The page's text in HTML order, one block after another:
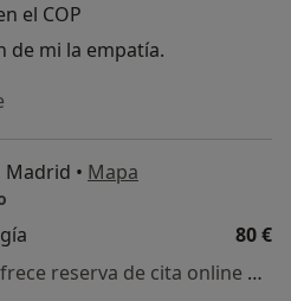
el COP
de mi la empatía.
Madrid • Mapa
80 €
Este especialista no ofrece reserva de cita online en esta dirección.